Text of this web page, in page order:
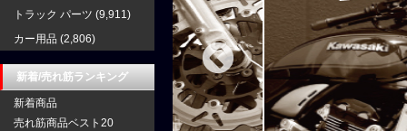
トラック パーツ (9,911)
カー用品 (2,806)
新着/売れ筋ランキング
新着商品
売れ筋商品ベスト20